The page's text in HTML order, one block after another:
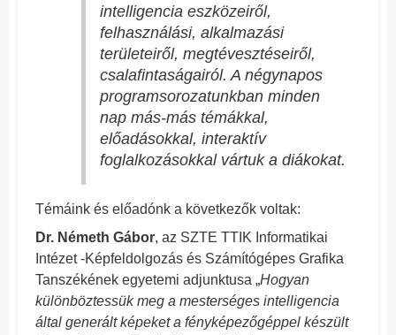
intelligencia eszközeiről,
felhasználási, alkalmazási
területeiről, megtévesztéseiről,
csalafintaságairól. A négynapos
programsorozatunkban minden
nap más-más témákkal,
előadásokkal, interaktív
foglalkozásokkal vártuk a diákokat.
Témáink és előadónk a következők voltak:
Dr. Németh Gábor, az SZTE TTIK Informatikai
Intézet -Képfeldolgozás és Számítógépes Grafika
Tanszékének egyetemi adjunktusa „Hogyan
különböztessük meg a mesterséges intelligencia
által generált képeket a fényképezőgéppel készült